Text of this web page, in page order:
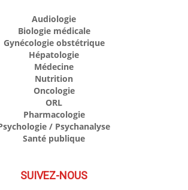
Audiologie
Biologie médicale
Gynécologie obstétrique
Hépatologie
Médecine
Nutrition
Oncologie
ORL
Pharmacologie
/ Psychanalyse
Santé publique
SUIVEZ-NOUS